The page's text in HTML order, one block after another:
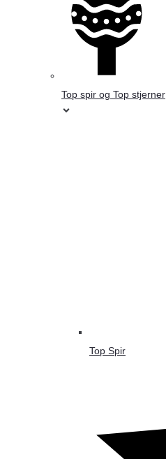
Top spir og Top stjerner
Top Spir